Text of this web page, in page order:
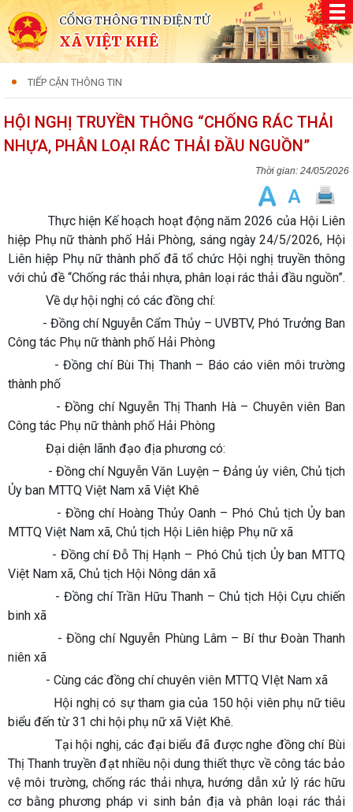
CỔNG THÔNG TIN ĐIỆN TỬ
XÃ VIỆT KHÊ
TIẾP CẬN THÔNG TIN
HỘI NGHỊ TRUYỀN THÔNG “CHỐNG RÁC THẢI
NHỰA, PHÂN LOẠI RÁC THẢI ĐẦU NGUỒN”
24/05/2026
Thực hiện Kế hoạch hoạt động năm 2026 của Hội Liên
hiệp Phụ nữ thành phố Hải Phòng, sáng ngày 24/5/2026, Hội
Liên hiệp Phụ nữ thành phố đã tổ chức Hội nghị truyền thông
với chủ đề “Chống rác thải nhựa, phân loại rác thải đầu nguồn”.
Về dự hội nghị có các đồng chí:
- Đồng chí Nguyễn Cẩm Thủy – UVBTV, Phó Trưởng Ban
Công tác Phụ nữ thành phố Hải Phòng
- Đồng chí Bùi Thị Thanh – Báo cáo viên môi trường
thành phố
- Đồng chí Nguyễn Thị Thanh Hà – Chuyên viên Ban
Công tác Phụ nữ thành phố Hải Phòng
Đại diện lãnh đạo địa phương có:
- Đồng chí Nguyễn Văn Luyện – Đảng ủy viên, Chủ tịch
Ủy ban MTTQ Việt Nam xã Việt Khê
- Đồng chí Hoàng Thủy Oanh – Phó Chủ tịch Ủy ban
MTTQ Việt Nam xã, Chủ tịch Hội Liên hiệp Phụ nữ xã
- Đồng chí Đỗ Thị Hạnh – Phó Chủ tịch Ủy ban MTTQ
Việt Nam xã, Chủ tịch Hội Nông dân xã
- Đồng chí Trần Hữu Thanh – Chủ tịch Hội Cựu chiến
binh xã
- Đồng chí Nguyễn Phùng Lâm – Bí thư Đoàn Thanh
niên xã
- Cùng các đồng chí chuyên viên MTTQ VIệt Nam xã
Hội nghị có sự tham gia của 150 hội viên phụ nữ tiêu
biểu đến từ 31 chi hội phụ nữ xã Việt Khê.
Tại hội nghị, các đại biểu đã được nghe đồng chí Bùi
Thị Thanh truyền đạt nhiều nội dung thiết thực về công tác bảo
vệ môi trường, chống rác thải nhựa, hướng dẫn xử lý rác hữu
cơ bằng phương pháp vi sinh bản địa và phân loại rác thải